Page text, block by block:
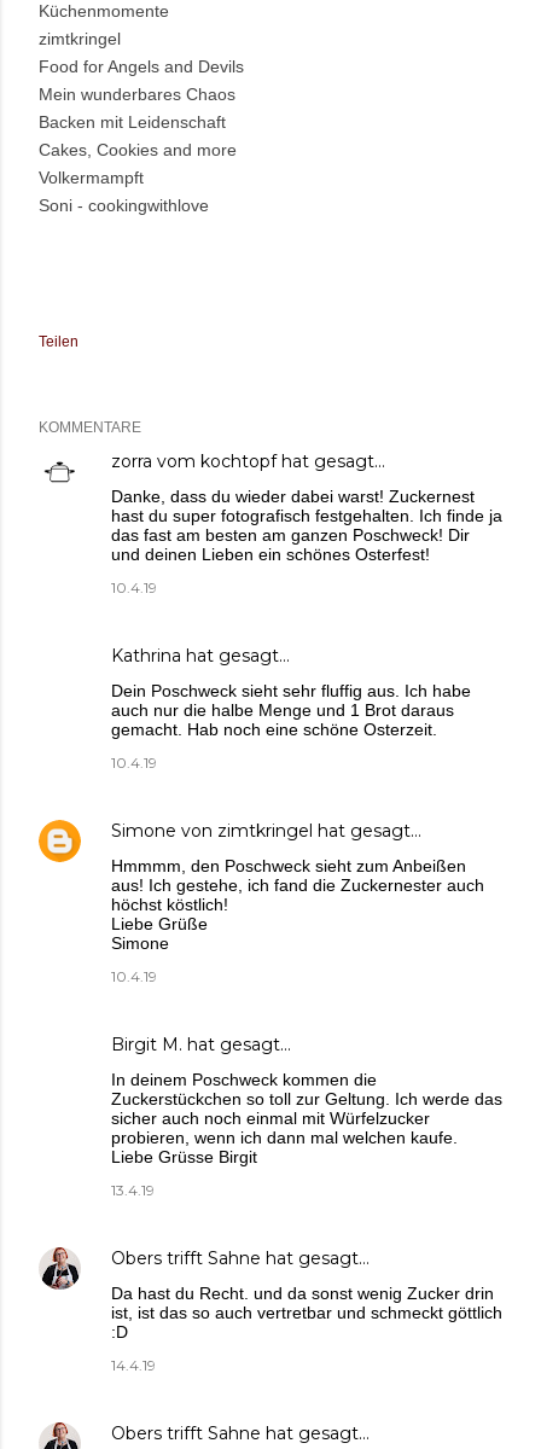
Küchenmomente
zimtkringel
Food for Angels and Devils
Mein wunderbares Chaos
Backen mit Leidenschaft
Cakes, Cookies and more
Volkermampft
Soni - cookingwithlove
Teilen
KOMMENTARE
zorra vom kochtopfhat gesagt…
Danke, dass du wieder dabei warst! Zuckernest
hast du super fotografisch festgehalten. Ich finde ja
das fast am besten am ganzen Poschweck! Dir
und deinen Lieben ein schönes Osterfest!
10.4.19
Kathrina hat gesagt…
Dein Poschweck sieht sehr fluffig aus. Ich habe
auch nur die halbe Menge und 1 Brot daraus
gemacht. Hab noch eine schöne Osterzeit.
10.4.19
Simone von zimtkringel hat gesagt…
Hmmmm, den Poschweck sieht zum Anbeißen
aus! Ich gestehe, ich fand die Zuckernester auch
höchst köstlich!
Liebe Grüße
Simone
10.4.19
Birgit M. hat gesagt…
In deinem Poschweck kommen die
Zuckerstückchen so toll zur Geltung. Ich werde das
sicher auch noch einmal mit Würfelzucker
probieren, wenn ich dann mal welchen kaufe.
Liebe Grüsse Birgit
13.4.19
Obers trifft Sahne hat gesagt…
Da hast du Recht. und da sonst wenig Zucker drin
ist, ist das so auch vertretbar und schmeckt göttlich
:D
14.4.19
Obers trifft Sahne hat gesagt…